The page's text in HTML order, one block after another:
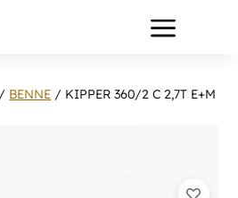
a
/ BENNE / KIPPER 360/2 C 2,7T E+M